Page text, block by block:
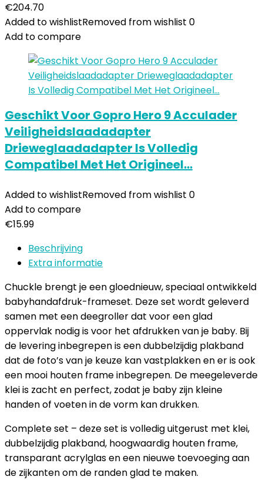
€204.70
Added to wishlistRemoved from wishlist 0
Add to compare
Geschikt Voor Gopro Hero 9 Acculader
Veiligheidslaadadapter
Drieweglaadadapter Is Volledig
Compatibel Met Het Origineel…
Added to wishlistRemoved from wishlist 0
Add to compare
€15.99
Beschrijving
Extra informatie
Chuckle brengt je een gloednieuw, speciaal ontwikkeld
babyhandafdruk-frameset. Deze set wordt geleverd
samen met een deegroller dat voor een glad
oppervlak nodig is voor het afdrukken van je baby. Bij
de levering inbegrepen is een dubbelzijdig plakband
dat de foto’s van je keuze kan vastplakken en er is ook
een mooi houten frame inbegrepen. De meegeleverde
klei is zacht en perfect, zodat je baby zijn kleine
handen of voeten in de vorm kan drukken.
Complete set – deze set is volledig uitgerust met klei,
dubbelzijdig plakband, hoogwaardig houten frame,
transparant acrylglas en een nieuwe toevoeging aan
de zijkanten om de randen glad te maken.